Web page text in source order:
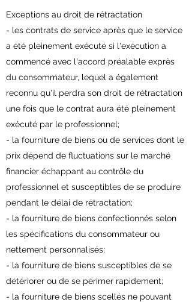
Exceptions au droit de rétractation
- les contrats de service après que le service
a été pleinement exécuté si l'exécution a
commencé avec l'accord préalable exprès
du consommateur, lequel a également
reconnu qu'il perdra son droit de rétractation
une fois que le contrat aura été pleinement
exécuté par le professionnel;
- la fourniture de biens ou de services dont le
prix dépend de fluctuations sur le marché
financier échappant au contrôle du
professionnel et susceptibles de se produire
pendant le délai de rétractation;
- la fourniture de biens confectionnés selon
les spécifications du consommateur ou
nettement personnalisés;
- la fourniture de biens susceptibles de se
détériorer ou de se périmer rapidement;
- la fourniture de biens scellés ne pouvant